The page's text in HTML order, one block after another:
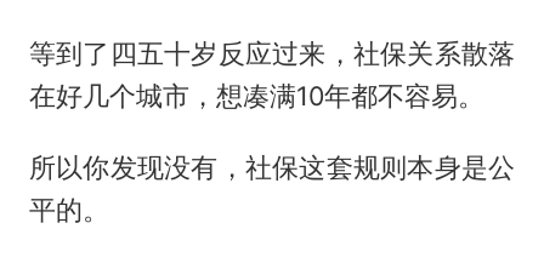
等到了四五十岁反应过来，社保关系散落
在好几个城市，想凑满10年都不容易。
所以你发现没有，社保这套规则本身是公
平的。